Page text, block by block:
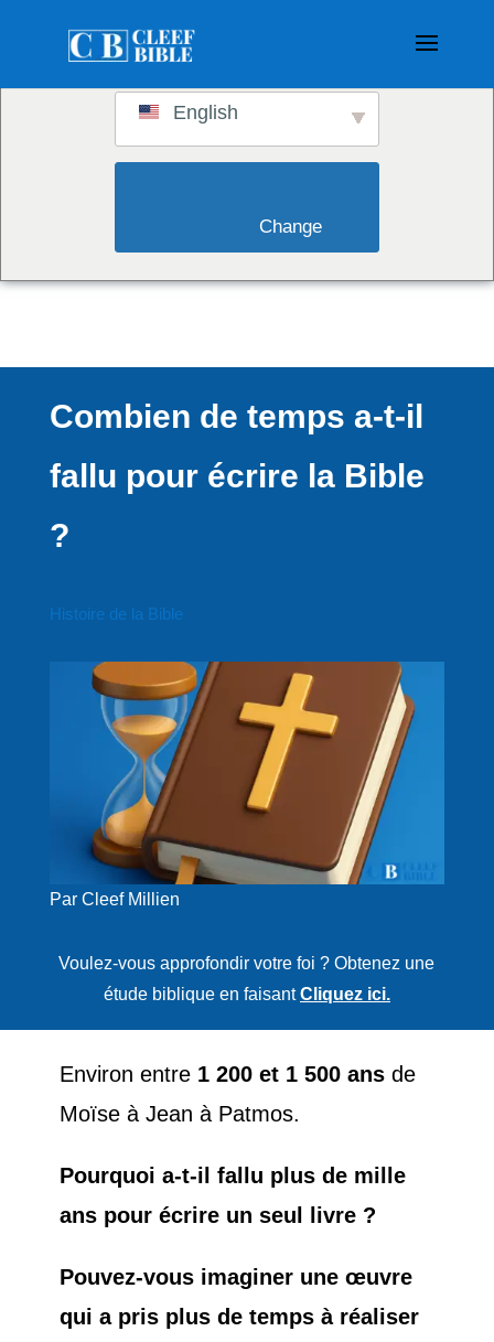
Switch to:
English
Combien de temps a-t-il
fallu pour écrire la Bible
?
Histoire de la Bible
Par Cleef Millien
Voulez-vous approfondir votre foi ? Obtenez une
étude biblique en faisantCliquez ici.
Environ entre1 200 et 1 500 ansde
Moïse à Jean à Patmos.
Pourquoi a-t-il fallu plus de mille
ans pour écrire un seul livre ?
Pouvez-vous imaginer une œuvre
qui a pris plus de temps à réaliser